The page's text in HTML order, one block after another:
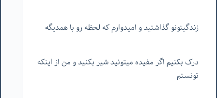
زندگیتونو گذاشتید و امیدوارم که لحظه رو با همدیگه
درک بکنیم اگر مفیده میتونید شیر بکنید و من از اینکه
تونستم